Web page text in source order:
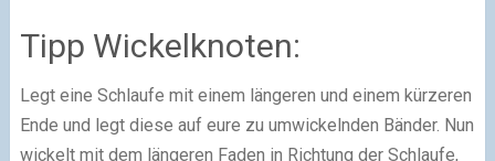
Tipp Wickelknoten:
Legt eine Schlaufe mit einem längeren und einem kürzeren
Ende und legt diese auf eure zu umwickelnden Bänder. Nun
wickelt mit dem längeren Faden in Richtung der Schlaufe,